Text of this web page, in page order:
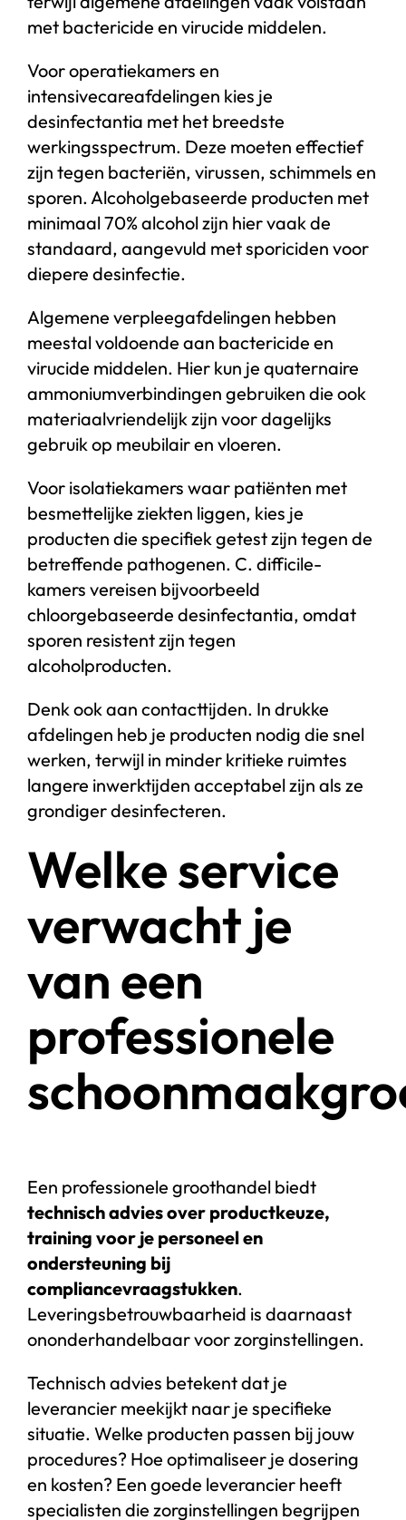
met bactericide en virucide middelen.
Voor operatiekamers en
intensivecareafdelingen kies je
desinfectantia met het breedste
werkingsspectrum. Deze moeten effectief
zijn tegen bacteriën, virussen, schimmels en
sporen. Alcoholgebaseerde producten met
minimaal 70% alcohol zijn hier vaak de
standaard, aangevuld met sporiciden voor
diepere desinfectie.
Algemene verpleegafdelingen hebben
meestal voldoende aan bactericide en
virucide middelen. Hier kun je quaternaire
ammoniumverbindingen gebruiken die ook
materiaalvriendelijk zijn voor dagelijks
gebruik op meubilair en vloeren.
Voor isolatiekamers waar patiënten met
besmettelijke ziekten liggen, kies je
producten die specifiek getest zijn tegen de
betreffende pathogenen. C. difficile-
kamers vereisen bijvoorbeeld
chloorgebaseerde desinfectantia, omdat
sporen resistent zijn tegen
alcoholproducten.
Denk ook aan contacttijden. In drukke
afdelingen heb je producten nodig die snel
werken, terwijl in minder kritieke ruimtes
langere inwerktijden acceptabel zijn als ze
grondiger desinfecteren.
Welke service
verwacht je
van een
professionele
Een professionele groothandel biedt
technisch advies over productkeuze,
training voor je personeel en
ondersteuning bij
compliancevraagstukken.
Leveringsbetrouwbaarheid is daarnaast
ononderhandelbaar voor zorginstellingen.
Technisch advies betekent dat je
leverancier meekijkt naar je specifieke
situatie. Welke producten passen bij jouw
procedures? Hoe optimaliseer je dosering
en kosten? Een goede leverancier heeft
specialisten die zorginstellingen begrijpen